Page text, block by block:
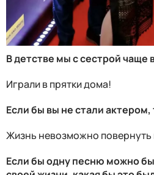
В детстве мы с сестрой чаще
Играли в прятки дома!
Если бы вы не стали
Жизнь невозможно повернуть
Если бы одну песню можно